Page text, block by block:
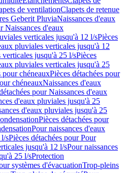
de ventilationClapets de retenue
Geberit PluviaNaissances d'eaux
Naissances d'eaux
verticales jusqu'à 12 l/sPièces
pluviales verticales jusqu'à 12
jusqu'à 25 l/sPièces
pluviales verticales jusqu'à 25
pour chéneauxPièces détachées pour
chéneauxNaissances d'eaux
pour Naissances d'eaux
d'eaux pluviales jusqu'à 25
d'eaux pluviales jusqu'à 25
Pièces détachées pour
Pour naissances d'eaux
l/sPièces détachées pour Pour
jusqu'à 12 l/sPour naissances
25 l/sProtection
systèmes d'évacuationTrop-pleins